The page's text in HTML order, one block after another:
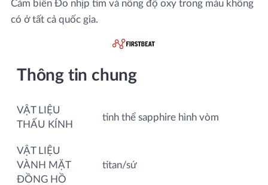
Cảm biến Đo nhịp tim và nồng độ oxy trong máu không
có ở tất cả quốc gia.
Thông tin chung
VẬT LIỆU
THẤU KÍNH
tinh thể sapphire hình vòm
VẬT LIỆU
VÀNH MẶT
ĐỒNG HỒ
titan/sứ